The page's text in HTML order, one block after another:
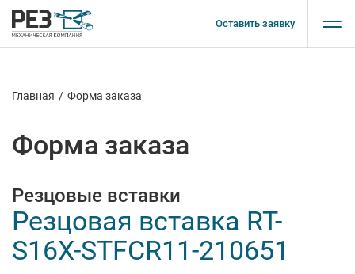
Оставить заявку
Главная / Форма заказа
Форма заказа
Резцовые вставки
Резцовая вставка RT-
S16X-STFCR11-210651